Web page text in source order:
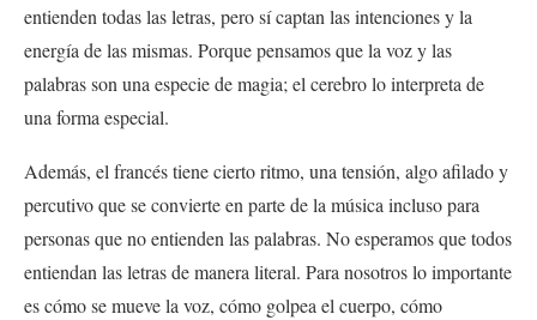
entienden todas las letras, pero sí captan las intenciones y la
energía de las mismas. Porque pensamos que la voz y las
palabras son una especie de magia; el cerebro lo interpreta de
una forma especial.
Además, el francés tiene cierto ritmo, una tensión, algo afilado y
percutivo que se convierte en parte de la música incluso para
personas que no entienden las palabras. No esperamos que todos
entiendan las letras de manera literal. Para nosotros lo importante
es cómo se mueve la voz, cómo golpea el cuerpo, cómo